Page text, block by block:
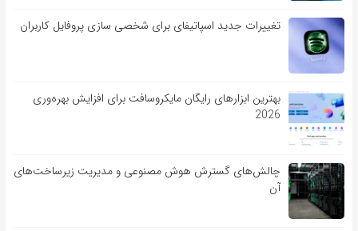
تغییرات جدید اسپاتیفای برای شخصی سازی پروفایل کاربران
بهترین ابزارهای رایگان مایکروسافت برای افزایش بهره‌وری
2026
چالش‌های گسترش هوش مصنوعی و مدیریت زیرساخت‌های
آن